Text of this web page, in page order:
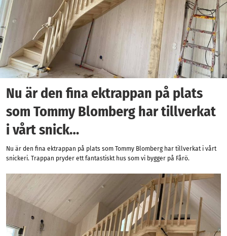
Nu är den fina ektrappan på plats
som Tommy Blomberg har tillverkat
i vårt snick…
Nu är den fina ektrappan på plats som Tommy Blomberg har tillverkat i vårt
snickeri. Trappan pryder ett fantastiskt hus som vi bygger på Fårö.